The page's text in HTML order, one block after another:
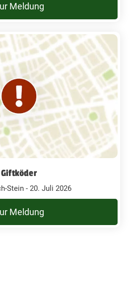
Meldung
Giftköder
Stein - 20. Juli 2026
Meldung